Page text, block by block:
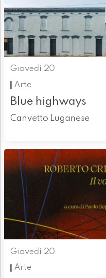
Giovedì 20
Arte
Blue highways
Canvetto Luganese
Giovedì 20
Arte